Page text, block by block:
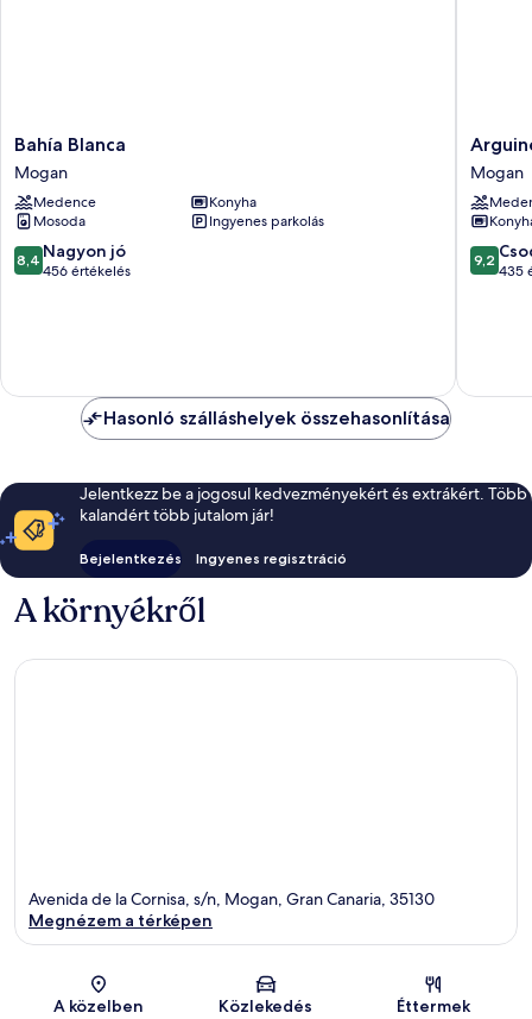
Bahía
Blanca
Mogan
Bahía Blanca
Mogan
Medence
Konyha
Mosoda
Ingyenes parkolás
8.4
ennyiből:
8,4 Nagyon jó
456 értékelés
Park
By
Servatur
VV
Mogan
Mogan
9.2
9,2
435
Hasonló szálláshelyek összehasonlítása
Jelentkezz be a jogosul kedvezményekért és extrákért. Több
kalandért több jutalom jár!
Bejelentkezés Ingyenes regisztráció
A környékről
Térkép
Avenida de la Cornisa, s/n, Mogan, Gran Canaria, 35130
Megnézem a térképen
A közelben Közlekedés Éttermek